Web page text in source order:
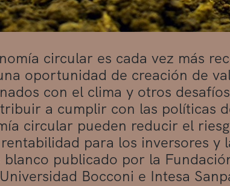
circular es cada vez más
oportunidad de creación de
con el clima y otros
a cumplir con las políticas
circular pueden reducir el
para los inversores y
blanco publicado por la
Bocconi e Intesa